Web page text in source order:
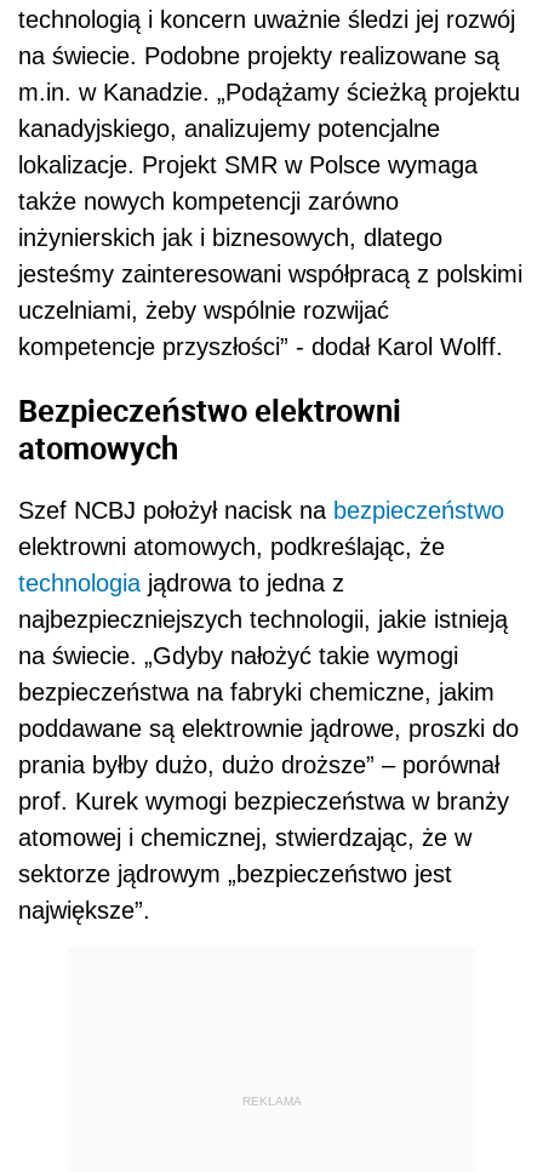
technologią i koncern uważnie śledzi jej rozwój
na świecie. Podobne projekty realizowane są
m.in. w Kanadzie. „Podążamy ścieżką projektu
kanadyjskiego, analizujemy potencjalne
lokalizacje. Projekt SMR w Polsce wymaga
także nowych kompetencji zarówno
inżynierskich jak i biznesowych, dlatego
jesteśmy zainteresowani współpracą z polskimi
uczelniami, żeby wspólnie rozwijać
kompetencje przyszłości” - dodał Karol Wolff.
Bezpieczeństwo elektrowni
atomowych
Szef NCBJ położył nacisk na bezpieczeństwo
elektrowni atomowych, podkreślając, że
technologia jądrowa to jedna z
najbezpieczniejszych technologii, jakie istnieją
na świecie. „Gdyby nałożyć takie wymogi
bezpieczeństwa na fabryki chemiczne, jakim
poddawane są elektrownie jądrowe, proszki do
prania byłby dużo, dużo droższe” – porównał
prof. Kurek wymogi bezpieczeństwa w branży
atomowej i chemicznej, stwierdzając, że w
sektorze jądrowym „bezpieczeństwo jest
największe”.
REKLAMA